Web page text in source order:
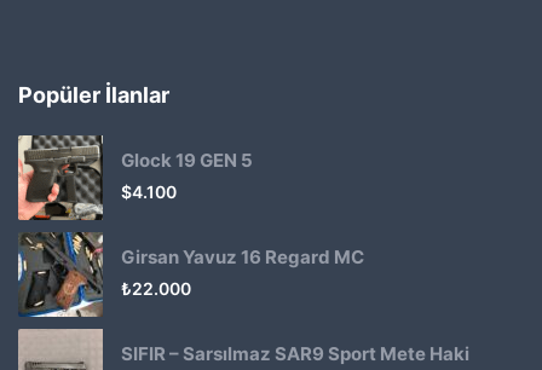
Popüler İlanlar
Glock 19 GEN 5
$4.100
Girsan Yavuz 16 Regard MC
₺22.000
SIFIR – Sarsılmaz SAR9 Sport Mete Haki